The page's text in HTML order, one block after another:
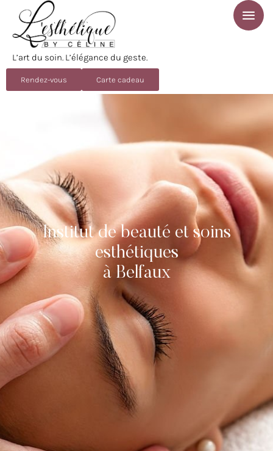
L’art du soin. L’élégance du geste.
Rendez-vous Carte cadeau
Institut de beauté et soins
esthétiques
à Belfaux